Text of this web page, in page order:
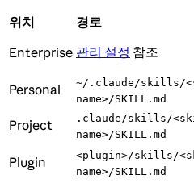
위치 경로
Enterprise 관리 설정 참조
Personal
~/.claude/skills/
name>/SKILL.md
Project
.claude/skills/
name>/SKILL.md
Plugin
<plugin>/skills/
name>/SKILL.md